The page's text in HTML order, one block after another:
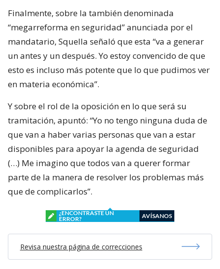
Finalmente, sobre la también denominada
“megarreforma en seguridad” anunciada por el
mandatario, Squella señaló que esta “va a generar
un antes y un después. Yo estoy convencido de que
esto es incluso más potente que lo que pudimos ver
en materia económica”.
Y sobre el rol de la oposición en lo que será su
tramitación, apuntó: “Yo no tengo ninguna duda de
que van a haber varias personas que van a estar
disponibles para apoyar la agenda de seguridad
(…) Me imagino que todos van a querer formar
parte de la manera de resolver los problemas más
que de complicarlos”.
¿ENCONTRASTE UN
ERROR?
AVÍSANOS
Revisa nuestra página de correcciones